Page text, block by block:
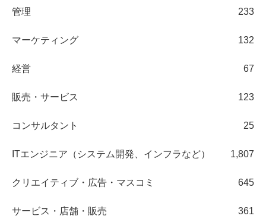
管理 233
マーケティング 132
経営 67
販売・サービス 123
コンサルタント 25
ITエンジニア（システム開発、インフラなど） 1,807
クリエイティブ・広告・マスコミ 645
サービス・店舗・販売 361